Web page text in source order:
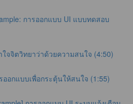
การออกแบบ UI แบบทดสอบ
ใจจิตวิทยาว่าด้วยความสนใจ (4:50)
ออกแบบเพื่อกระตุ้นให้สนใจ (1:55)